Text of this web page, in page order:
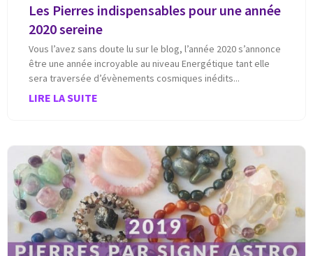
Les Pierres indispensables pour une année
2020 sereine
Vous l’avez sans doute lu sur le blog, l’année 2020 s’annonce
être une année incroyable au niveau Energétique tant elle
sera traversée d’évènements cosmiques inédits
LIRE LA SUITE